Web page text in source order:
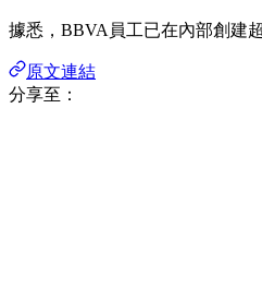
據悉，BBVA員工已在內部創建
原文連結
分享至：